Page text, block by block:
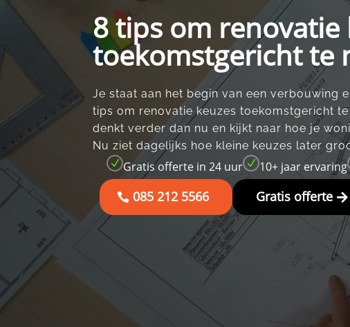
8 tips om renovatie
toekomstgericht te
Je staat aan het begin van een verbouwing
tips om renovatie keuzes toekomstgericht
denkt verder dan nu en kijkt naar hoe je
Nu ziet dagelijks hoe kleine keuzes later
N Gratis offerte in 24 uur N 10+ jaar ervaring
085 212 5566 Gratis offerte